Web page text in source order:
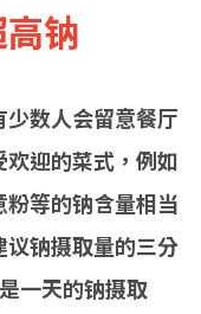
钠
数人会留意餐厅
迎的菜式，例如
等的钠含量相当
钠摄取量的三分
一天的钠摄取